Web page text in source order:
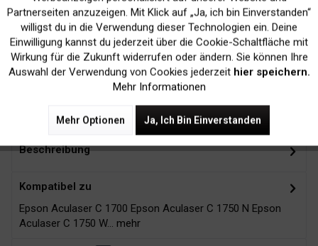
Kein Verlust der
Druckergarantie
Versand innerhalb von
24H*
Zubehör 12
Beschreibung
Kompatibel zu
Epson Aculaser C 1700 Epson Aculaser C 1750 N Epson
Aculaser C 1750 W... mehr
Marketing Inaktiv
Tracking Inaktiv
Partnerseiten anzuzeigen. Mit Klick auf „Ja, ich bin Einverstanden“
willigst du in die Verwendung dieser Technologien ein. Deine
Einwilligung kannst du jederzeit über die Cookie-Schaltfläche mit
Wirkung für die Zukunft widerrufen oder ändern. Sie können Ihre
Auswahl der Verwendung von Cookies jederzeit hier speichern.
Mehr Informationen
Mehr Optionen Ja, Ich Bin Einverstanden